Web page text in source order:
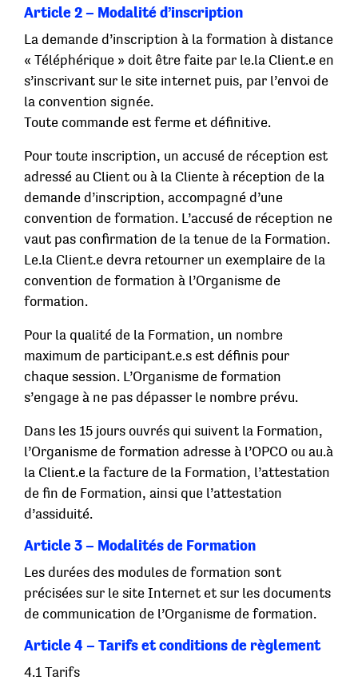
Article 2 – Modalité d’inscription
La demande d’inscription à la formation à distance
« Téléphérique » doit être faite par le.la Client.e en
s’inscrivant sur le site internet puis, par l’envoi de
la convention signée.
Toute commande est ferme et définitive.
Pour toute inscription, un accusé de réception est
adressé au Client ou à la Cliente à réception de la
demande d’inscription, accompagné d’une
convention de formation. L’accusé de réception ne
vaut pas confirmation de la tenue de la Formation.
Le.la Client.e devra retourner un exemplaire de la
convention de formation à l’Organisme de
formation.
Pour la qualité de la Formation, un nombre
maximum de participant.e.s est définis pour
chaque session. L’Organisme de formation
s’engage à ne pas dépasser le nombre prévu.
Dans les 15 jours ouvrés qui suivent la Formation,
l’Organisme de formation adresse à l’OPCO ou au.à
la Client.e la facture de la Formation, l’attestation
de fin de Formation, ainsi que l’attestation
d’assiduité.
Article 3 – Modalités de Formation
Les durées des modules de formation sont
précisées sur le site Internet et sur les documents
de communication de l’Organisme de formation.
Article 4 – Tarifs et conditions de règlement
4.1 Tarifs